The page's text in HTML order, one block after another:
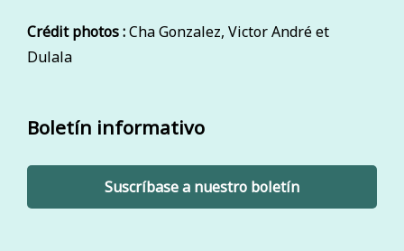
Crédit photos :Cha Gonzalez, Victor André et
Dulala
Boletín informativo
Suscríbase a nuestro boletín